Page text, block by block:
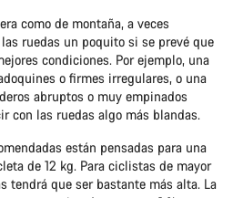
como de montaña, a veces
ruedas un poquito si se prevé que
condiciones. Por ejemplo, una
o firmes irregulares, o una
abruptos o muy empinados
con las ruedas algo más blandas.
están pensadas para una
de 12 kg. Para ciclistas de mayor
tendrá que ser bastante más alta. La